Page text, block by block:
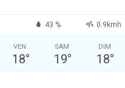
43 % 0.9kmh
VEN
18°
SAM
19°
DIM
18°